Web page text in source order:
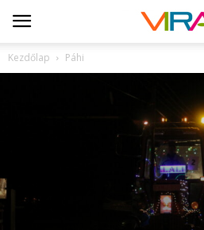
Kezdőlap Páhi